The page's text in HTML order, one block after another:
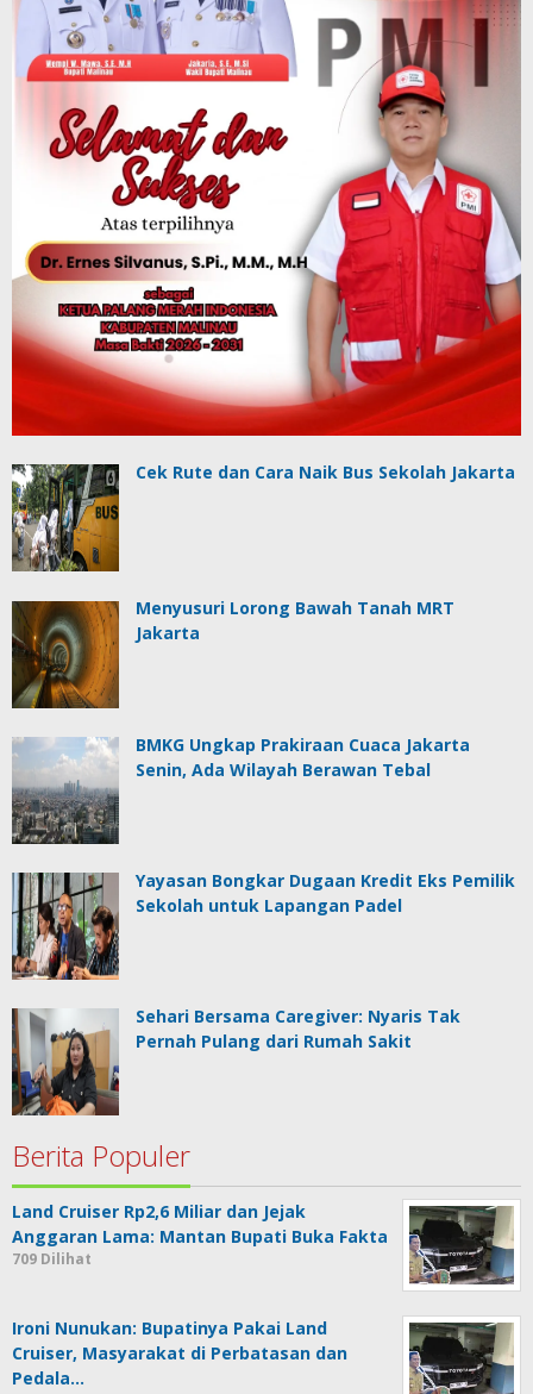
Cek Rute dan Cara Naik Bus Sekolah Jakarta
Menyusuri Lorong Bawah Tanah MRT
Jakarta
BMKG Ungkap Prakiraan Cuaca Jakarta
Senin, Ada Wilayah Berawan Tebal
Yayasan Bongkar Dugaan Kredit Eks Pemilik
Sekolah untuk Lapangan Padel
Sehari Bersama Caregiver: Nyaris Tak
Pernah Pulang dari Rumah Sakit
Berita Populer
Land Cruiser Rp2,6 Miliar dan Jejak
Anggaran Lama: Mantan Bupati Buka Fakta
709 Dilihat
Ironi Nunukan: Bupatinya Pakai Land
Cruiser, Masyarakat di Perbatasan dan
Pedala…